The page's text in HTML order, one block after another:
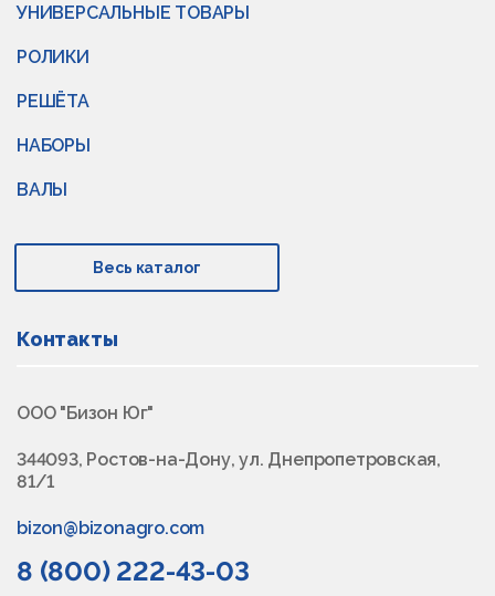
УНИВЕРСАЛЬНЫЕ ТОВАРЫ
РОЛИКИ
РЕШЁТА
НАБОРЫ
ВАЛЫ
Весь каталог
Контакты
ООО "Бизон Юг"
344093, Ростов-на-Дону, ул. Днепропетровская,
81/1
bizon@bizonagro.com
8 (800) 222-43-03